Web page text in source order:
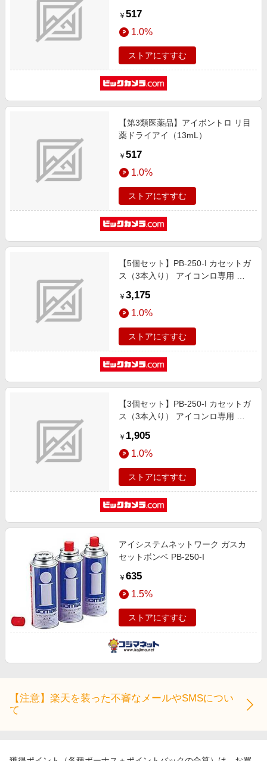
￥ 517
1.0%
ストアにすすむ
【第3類医薬品】アイボントロ リ目
薬ドライアイ（13mL）
￥ 517
1.0%
ストアにすすむ
【5個セット】PB-250-I カセットガ
ス（3本入り） アイコンロ専用 ア
￥ 3,175
1.0%
ストアにすすむ
【3個セット】PB-250-I カセットガ
ス（3本入り） アイコンロ専用 ア
￥ 1,905
1.0%
ストアにすすむ
アイシステムネットワーク ガスカ
セットボンベ PB-250-I
￥ 635
1.5%
ストアにすすむ
【注意】楽天を装った不審なメールやSMSについ
て